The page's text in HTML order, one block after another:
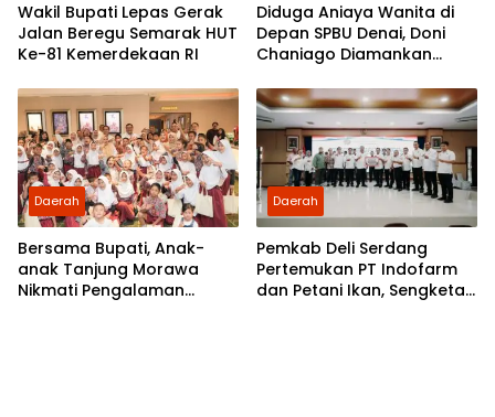
Wakil Bupati Lepas Gerak
Jalan Beregu Semarak HUT
Ke-81 Kemerdekaan RI
Diduga Aniaya Wanita di
Depan SPBU Denai, Doni
Chaniago Diamankan
Daerah
Bersama Bupati, Anak-
anak Tanjung Morawa
Nikmati Pengalaman
Daerah
Pemkab Deli Serdang
Pertemukan PT Indofarm
dan Petani Ikan, Sengketa